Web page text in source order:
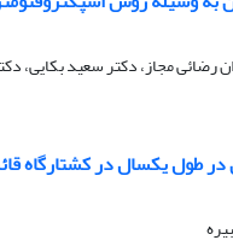
مجاز، دکتر سعید بکایی،